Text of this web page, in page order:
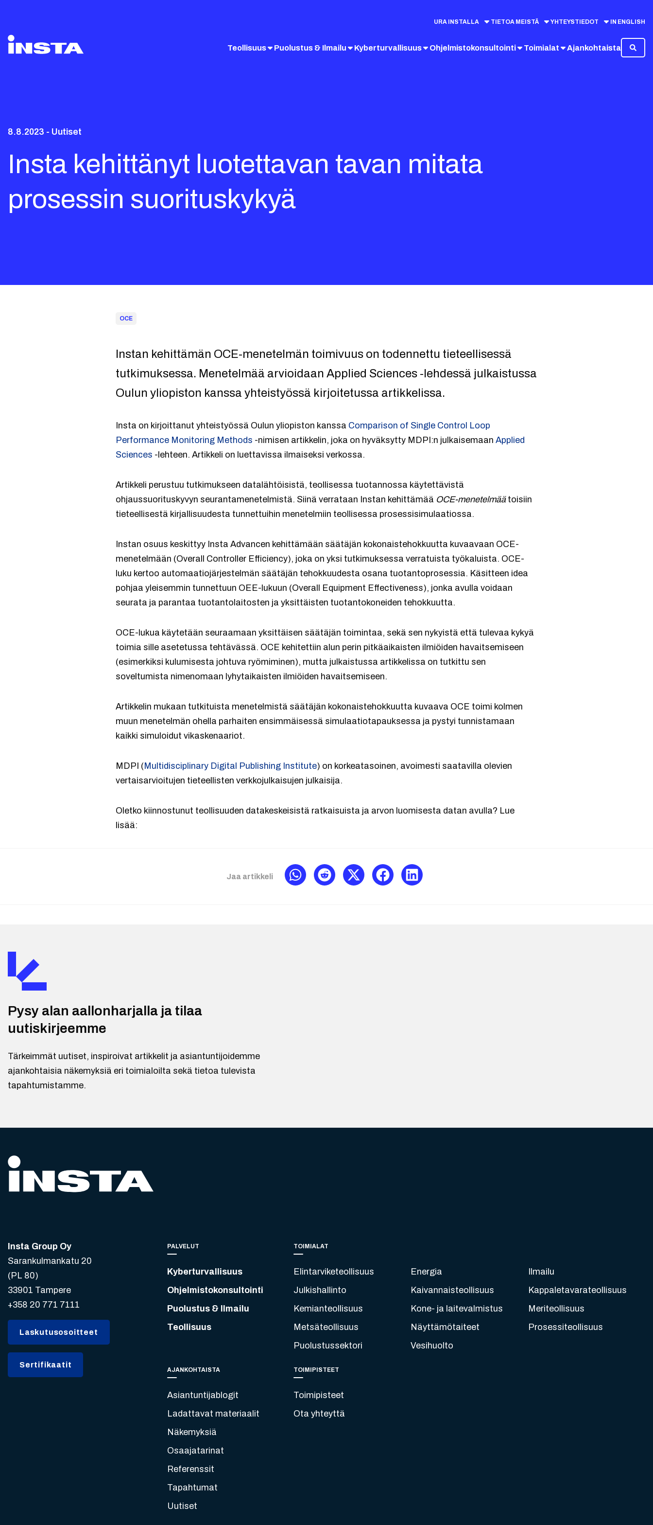
URA INSTALLA TIETOA MEISTÄ YHTEYSTIEDOT IN ENGLISH
Teollisuus Puolustus & Ilmailu Kyberturvallisuus Ohjelmistokonsultointi Toimialat Ajankohtaista
8.8.2023 - Uutiset
Insta kehittänyt luotettavan tavan mitata
prosessin suorituskykyä
OCE
Instan kehittämän OCE-menetelmän toimivuus on todennettu tieteellisessä
tutkimuksessa. Menetelmää arvioidaan Applied Sciences -lehdessä julkaistussa
Oulun yliopiston kanssa yhteistyössä kirjoitetussa artikkelissa.
Insta on kirjoittanut yhteistyössä Oulun yliopiston kanssa Comparison of Single Control Loop
Performance Monitoring Methods -nimisen artikkelin, joka on hyväksytty MDPI:n julkaisemaan Applied
Sciences -lehteen. Artikkeli on luettavissa ilmaiseksi verkossa.
Artikkeli perustuu tutkimukseen datalähtöisistä, teollisessa tuotannossa käytettävistä
ohjaussuorituskyvyn seurantamenetelmistä. Siinä verrataan Instan kehittämää OCE-menetelmäätoisiin
tieteellisestä kirjallisuudesta tunnettuihin menetelmiin teollisessa prosessisimulaatiossa.
Instan osuus keskittyy Insta Advancen kehittämään säätäjän kokonaistehokkuutta kuvaavaan OCE-
menetelmään (Overall Controller Efficiency), joka on yksi tutkimuksessa verratuista työkaluista. OCE-
luku kertoo automaatiojärjestelmän säätäjän tehokkuudesta osana tuotantoprosessia. Käsitteen idea
pohjaa yleisemmin tunnettuun OEE-lukuun (Overall Equipment Effectiveness), jonka avulla voidaan
seurata ja parantaa tuotantolaitosten ja yksittäisten tuotantokoneiden tehokkuutta.
OCE-lukua käytetään seuraamaan yksittäisen säätäjän toimintaa, sekä sen nykyistä että tulevaa kykyä
toimia sille asetetussa tehtävässä. OCE kehitettiin alun perin pitkäaikaisten ilmiöiden havaitsemiseen
(esimerkiksi kulumisesta johtuva ryömiminen), mutta julkaistussa artikkelissa on tutkittu sen
soveltumista nimenomaan lyhytaikaisten ilmiöiden havaitsemiseen.
Artikkelin mukaan tutkituista menetelmistä säätäjän kokonaistehokkuutta kuvaava OCE toimi kolmen
muun menetelmän ohella parhaiten ensimmäisessä simulaatiotapauksessa ja pystyi tunnistamaan
kaikki simuloidut vikaskenaariot.
MDPI ( Multidisciplinary Digital Publishing Institute) on korkeatasoinen, avoimesti saatavilla olevien
vertaisarvioitujen tieteellisten verkkojulkaisujen julkaisija.
Oletko kiinnostunut teollisuuden datakeskeisistä ratkaisuista ja arvon luomisesta datan avulla? Lue
lisää:
Jaa artikkeli
Pysy alan aallonharjalla ja tilaa
uutiskirjeemme
Tärkeimmät uutiset, inspiroivat artikkelit ja asiantuntijoidemme
ajankohtaisia näkemyksiä eri toimialoilta sekä tietoa tulevista
tapahtumistamme.
Insta Group Oy
Sarankulmankatu 20
(PL 80)
33901 Tampere
+358 20 771 7111
Laskutusosoitteet
Sertifikaatit
PALVELUT
Kyberturvallisuus
Ohjelmistokonsultointi
Puolustus & Ilmailu
Teollisuus
TOIMIALAT
Elintarviketeollisuus Energia
Ilmailu
Julkishallinto
Kaivannaisteollisuus
Kappaletavarateollisuus
Kemianteollisuus
Kone- ja laitevalmistus
Meriteollisuus
Metsäteollisuus
Näyttämötaiteet
Prosessiteollisuus
Puolustussektori
Vesihuolto
AJANKOHTAISTA
Asiantuntijablogit
Ladattavat materiaalit
Näkemyksiä
Osaajatarinat
Referenssit
Tapahtumat
Uutiset
TOIMIPISTEET
Toimipisteet
Ota yhteyttä